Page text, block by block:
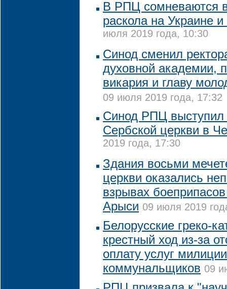
В РПЦ сомневаются
раскола на Украине
июля 2019 года, 10:30
Синод сменил
духовной академии,
викария и главу
09 июля 2019 года, 17:32
Синод РПЦ выступил
Сербской церкви в
2019 года, 17:30
Здания восьми
церкви оказались
взрывах
Арыси 09 июля 2019
Белорусские греко-
крестный ход из-за
оплату услуг
коммунальщиков 09